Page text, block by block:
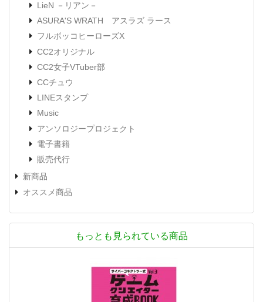
LieN －リアン－
ASURA'S WRATH アスラズ ラース
フルボッコヒーローズX
CC2オリジナル
CC2女子VTuber部
CCチュウ
LINEスタンプ
Music
アンソロジープロジェクト
電子書籍
販売代行
新商品
オススメ商品
もっとも見られている商品